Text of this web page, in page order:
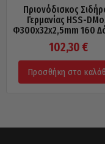
Πριονόδισκος
Γερμανίας HSS-
Φ300x32x2,5mm 160
102,30 €
Προσθήκη στο